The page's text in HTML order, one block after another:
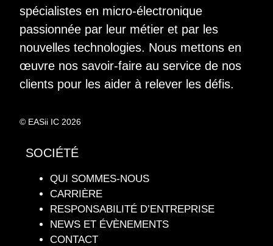
spécialistes en micro-électronique
passionnée par leur métier et par les
nouvelles technologies. Nous mettons en
œuvre nos savoir-faire au service de nos
clients pour les aider à relever les défis.
© EASii IC 2026
SOCIÉTÉ
QUI SOMMES-NOUS
CARRIÈRE
RESPONSABILITÉ D’ENTREPRISE
NEWS ET ÉVÈNEMENTS
CONTACT